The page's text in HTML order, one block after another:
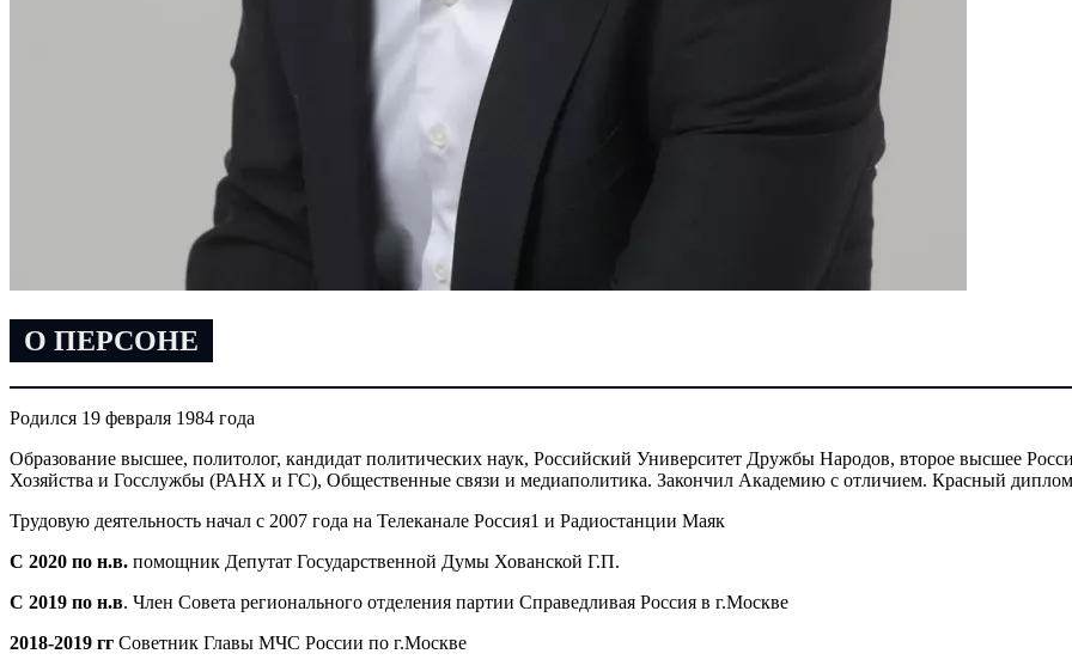
О ПЕРСОНЕ
Родился 19 февраля 1984 года
Образование высшее, политолог, кандидат политических наук, Российский Университет Дружбы Народов, второе высшее
Хозяйства и Госслужбы (РАНХ и ГС), Общественные связи и медиаполитика. Закончил Академию с отличием. Красный
Трудовую деятельность начал с 2007 года на Телеканале Россия1 и Радиостанции Маяк
С 2020 по н.в. помощник Депутат Государственной Думы Хованской Г.П.
С 2019 по н.в. Член Совета регионального отделения партии Справедливая Россия в г.Москве
2018-2019 гг Советник Главы МЧС России по г.Москве